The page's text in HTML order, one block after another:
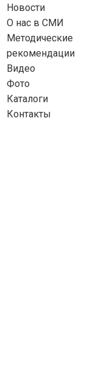
Новости
О нас в СМИ
Методические
рекомендации
Видео
Фото
Каталоги
Контакты